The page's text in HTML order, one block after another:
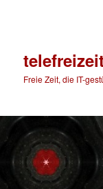
Freie Zeit, die IT-